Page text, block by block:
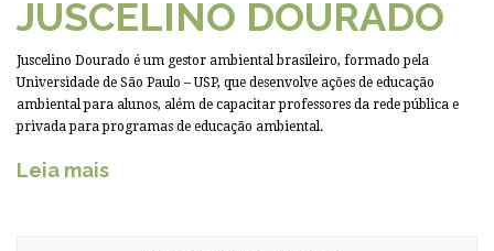
JUSCELINO DOURADO
Juscelino Dourado é um gestor ambiental brasileiro, formado pela
Universidade de São Paulo – USP, que desenvolve ações de educação
ambiental para alunos, além de capacitar professores da rede pública e
privada para programas de educação ambiental.
Leia mais